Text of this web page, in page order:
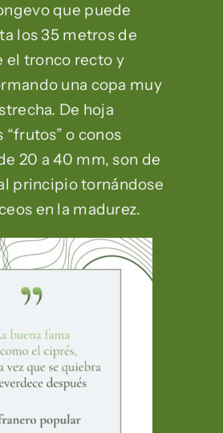
que puede
los 35 metros de
el tronco recto y
una copa muy
De hoja
“frutos” o conos
20 a 40 mm, son de
principio tornándose
en la madurez.